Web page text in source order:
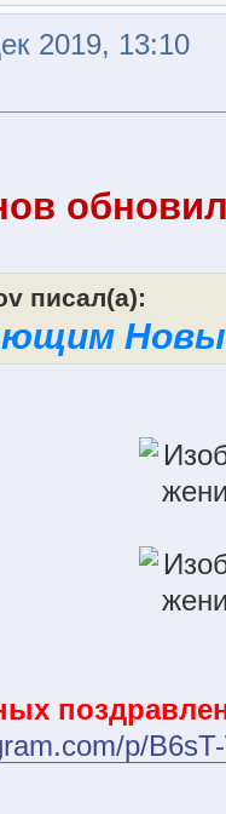
2019, 13:10
писал(а):
p/